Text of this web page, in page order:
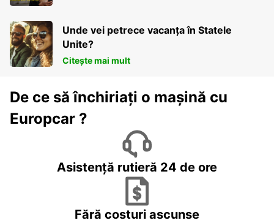
Unde vei petrece vacanța în Statele
Unite?
Citește mai mult
De ce să închiriați o mașină cu
Europcar ?
Asistență rutieră 24 de ore
Fără costuri ascunse